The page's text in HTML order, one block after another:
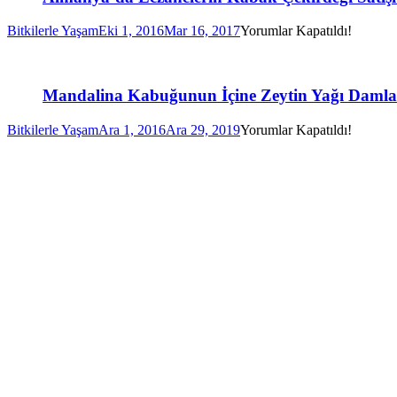
Bitkilerle YaşamEki 1, 2016Mar 16, 2017Yorumlar Kapatıldı!
Mandalina Kabuğunun İçine Zeytin Yağı
Bitkilerle YaşamAra 1, 2016Ara 29, 2019Yorumlar Kapatıldı!